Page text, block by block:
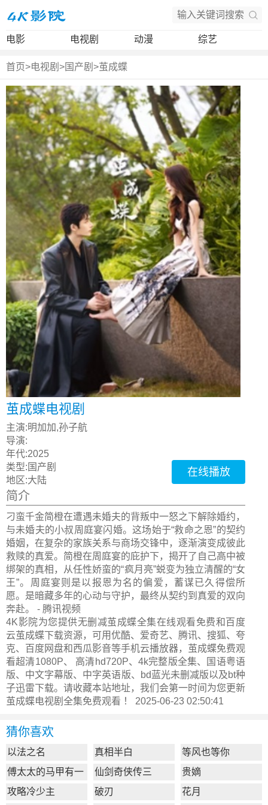
电影 电视剧 动漫 综艺
首页>电视剧 >国产剧 >茧成蝶
茧成蝶电视剧
主演:明加加,孙子航
导演:
年代:2025
类型: 国产剧
地区:大陆
在线播放
简介
刁蛮千金简橙在遭遇未婚夫的背叛中一怒之下解除婚约，
与未婚夫的小叔周庭宴闪婚。这场始于“救命之恩”的契约
婚姻，在复杂的家族关系与商场交锋中，逐渐演变成彼此
救赎的真爱。简橙在周庭宴的庇护下，揭开了自己高中被
绑架的真相，从任性娇蛮的“疯月亮”蜕变为独立清醒的“女
王”。周庭宴则是以报恩为名的偏爱，蓄谋已久得偿所
愿。是暗藏多年的心动与守护，最终从契约到真爱的双向
奔赴。 - 腾讯视频
4K影院为您提供无删减茧成蝶全集在线观看免费和百度
云茧成蝶下载资源，可用优酷、爱奇艺、腾讯、搜狐、夸
克、百度网盘和西瓜影音等手机云播放器，茧成蝶免费观
看超清1080P、 高清hd720P、4k完整版全集、国语粤语
版、中文字幕版、中字英语版、bd蓝光未删减版以及bt种
子迅雷下载。请收藏本站地址，我们会第一时间为您更新
茧成蝶电视剧全集免费观看 ！ 2025-06-23 02:50:41
猜你喜欢
以法之名 真相半白
等风也等你
傅太太的马甲有一
点多
仙剑奇侠传三
贵嫡
攻略冷少主
破刃 花月